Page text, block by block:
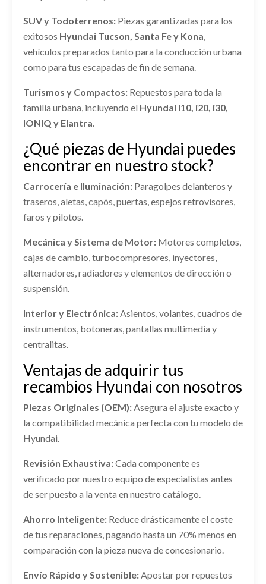
Consultar
MANGUETA DELANTERA IZQUIERDA
MANGUETA DELANTERA IZQUIERDA... usado.
HYUNDAI I20 (BC3) TECNO
Ref: 2257573
Consultar
49501Q0300
TRANSMISION DELANTERA DERECHA... usado.
HYUNDAI I20 (BC3) TECNO
Ref: 2257593 OEM: 49501Q0300
PANTALLA MULTIFUNCION
96160Q0420NNB
PANTALLA MULTIFUNCION 96160Q0420NNB
HYUNDAI I20 (BC3) TECNO
Ref: 2257600 OEM: 96160Q0420NNB
330,28 € shopping_cart
CENTRALITA MOTOR UCE
CENTRALITA MOTOR UCE usado.
HYUNDAI I20 (BC3) TECNO
Consultar
80100Q0000NNB
HYUNDAI I20 (BC3) TECNO
Ref: 2257552 OEM: 80100Q0000NNB
Consultar
SALPICADERO 84710Q0050NNB
SALPICADERO 84710Q0050NNB usado.
Ref: 2257592 OEM: 84710Q0050NNB
Consultar
DEPOSITO COMBUSTIBLE 31150Q0000
HYUNDAI I20 (BC3) TECNO
Ref: 2257568 OEM: 31150Q0000
RADIADOR AGUA 25310Q0300
HYUNDAI I20 (BC3) TECNO
Ref: OEM:
Consultar
54651Q0AA0
AMORTIGUADOR DELANTERO DERECHO...
usado.
HYUNDAI I20 (BC3) TECNO
2257555 OEM: 54651Q0AA0
Consultar
AMORTIGUADOR DELANTERO
IZQUIERDO 54650Q0AA0
AMORTIGUADOR DELANTERO IZQUIERDO...
HYUNDAI I20 (BC3) TECNO
Ref: 2257556 OEM: 54650Q0AA0
SUV y Todoterrenos: Piezas garantizadas para los
exitosos Hyundai Tucson, Santa Fe y Kona,
vehículos preparados tanto para la conducción urbana
como para tus escapadas de fin de semana.
Turismos y Compactos: Repuestos para toda la
familia urbana, incluyendo el Hyundai i10, i20, i30,
IONIQ y Elantra.
¿Qué piezas de Hyundai puedes
encontrar en nuestro stock?
Carrocería e Iluminación: Paragolpes delanteros y
traseros, aletas, capós, puertas, espejos retrovisores,
faros y pilotos.
Mecánica y Sistema de Motor: Motores completos,
cajas de cambio, turbocompresores, inyectores,
alternadores, radiadores y elementos de dirección o
suspensión.
Interior y Electrónica:Asientos, volantes, cuadros de
instrumentos, botoneras, pantallas multimedia y
centralitas.
Ventajas de adquirir tus
recambios Hyundai con nosotros
Piezas Originales (OEM):Asegura el ajuste exacto y
la compatibilidad mecánica perfecta con tu modelo de
Hyundai.
Revisión Exhaustiva:Cada componente es
verificado por nuestro equipo de especialistas antes
de ser puesto a la venta en nuestro catálogo.
Ahorro Inteligente: Reduce drásticamente el coste
de tus reparaciones, pagando hasta un 70% menos en
comparación con la pieza nueva de concesionario.
Envío Rápido y Sostenible:Apostar por repuestos